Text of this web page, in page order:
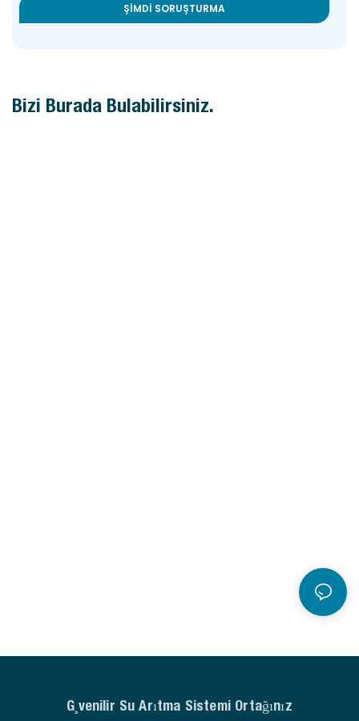
ŞIMDI SORUŞTURMA
Bizi Burada Bulabilirsiniz.
Güvenilir Su Arıtma Sistemi Ortağınız